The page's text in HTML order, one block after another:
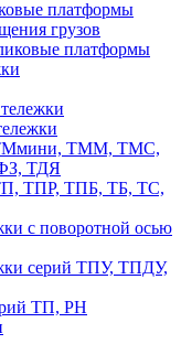
платформы
грузов
платформы
ТМмини, ТММ, ТМС,
ТДЯ
ТПР, ТПБ, ТБ, ТС,
с поворотной осью
серий ТПУ, ТПДУ,
ТП, PH